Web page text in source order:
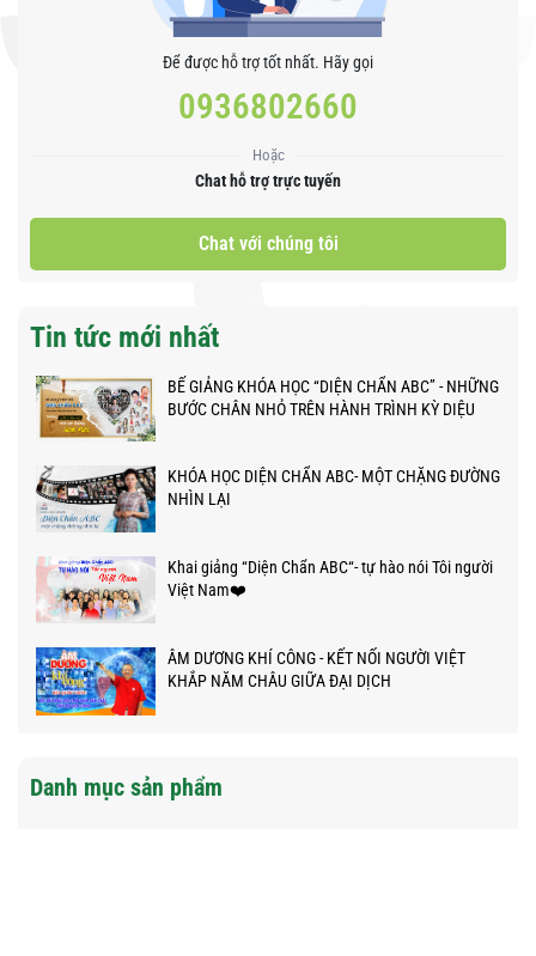
Để được hỗ trợ tốt nhất. Hãy gọi
0936802660
Hoặc
Chat hỗ trợ trực tuyến
Chat với chúng tôi
Tin tức mới nhất
BẾ GIẢNG KHÓA HỌC “DIỆN CHẨN ABC” - NHỮNG
BƯỚC CHÂN NHỎ TRÊN HÀNH TRÌNH KỲ DIỆU
KHÓA HỌC DIỆN CHẨN ABC- MỘT CHẶNG ĐƯỜNG
NHÌN LẠI
Khai giảng “Diện Chẩn ABC“- tự hào nói Tôi người
Việt Nam❤️
ÂM DƯƠNG KHÍ CÔNG - KẾT NỐI NGƯỜI VIỆT
KHẮP NĂM CHÂU GIỮA ĐẠI DỊCH
Danh mục sản phẩm